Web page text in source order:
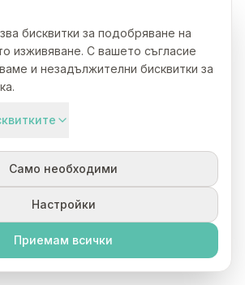
бисквитки за подобряване на
изживяване. С вашето съгласие
и незадължителни бисквитки за
Само необходими
Настройки
Приемам всички